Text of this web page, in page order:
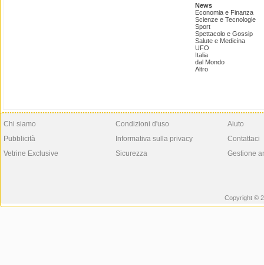
News
Economia e Finanza
Scienze e Tecnologie
Sport
Spettacolo e Gossip
Salute e Medicina
UFO
Italia
dal Mondo
Altro
Chi siamo
Pubblicità
Vetrine Exclusive
Condizioni d'uso
Informativa sulla privacy
Sicurezza
Aiuto
Contattaci
Gestione
Copyright ©